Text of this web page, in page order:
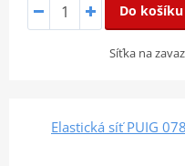
Do košíku
Síťka na
Elastická síť PUIG